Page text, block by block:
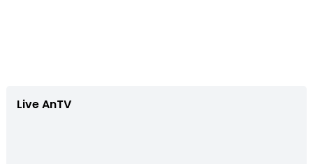
Live AnTV